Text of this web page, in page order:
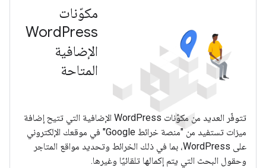
مكوّنات
WordPress
الإضافية
المتاحة
تتوفّر العديد من مكوّنات WordPress الإضافية التي تتيح إضافة
ميزات تستفيد من "منصة خرائط Google" في موقعك الإلكتروني
على WordPress، بما في ذلك الخرائط وتحديد مواقع المتاجر
وحقول البحث التي يتم إكمالها تلقائيًا وغيرها.